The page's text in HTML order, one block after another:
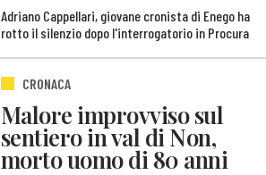
Adriano Cappellari, giovane cronista di Enego ha
rotto il silenzio dopo l'interrogatorio in Procura
CRONACA
Malore improvviso sul
sentiero in val di Non,
morto uomo di 80 anni